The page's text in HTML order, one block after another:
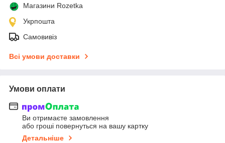
Магазини Rozetka
Укрпошта
Самовивіз
Всі умови доставки
Умови оплати
Ви отримаєте замовлення
або гроші повернуться на вашу картку
Детальніше